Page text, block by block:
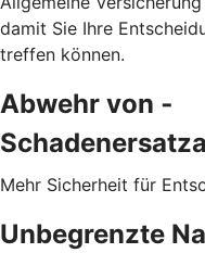
damit Sie Ihre
treffen können.
Abwehr von ­
Mehr Sicherheit für
Unbegrenzte